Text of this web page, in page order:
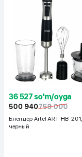
36 527 so'm/oyga
500 940759 000
Блендер Artel ART-HB-201,
черный